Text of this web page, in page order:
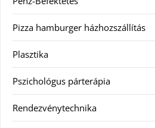
Pizza hamburger házhozszállítás
Plasztika
Pszichológus párterápia
Rendezvénytechnika